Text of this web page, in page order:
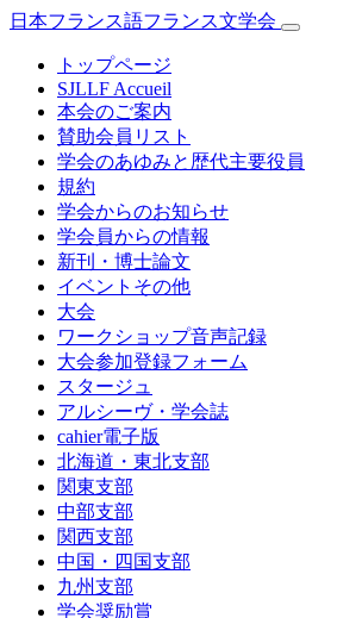
日本フランス語フランス文学会
トップページ
SJLLF Accueil
本会のご案内
賛助会員リスト
学会のあゆみと歴代主要役員
規約
学会からのお知らせ
学会員からの情報
新刊・博士論文
イベントその他
大会
ワークショップ音声記録
大会参加登録フォーム
スタージュ
アルシーヴ・学会誌
cahier電子版
北海道・東北支部
関東支部
中部支部
関西支部
中国・四国支部
九州支部
学会奨励賞